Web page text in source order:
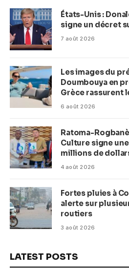
États-Unis :
signe un décret
7 août 2026
Les images du
Doumbouya en
Grèce rassurent
(Macka Baldé)
6 août 2026
Ratoma-
Culture signe
millions de
plage en
4 août 2026
Fortes pluies à
alerte sur
routiers
3 août 2026
LATEST POSTS